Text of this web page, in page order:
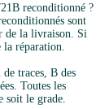
reconditionné ?
sont
de la livraison. Si
réparation.
traces, B des
Toutes les
soit le grade.